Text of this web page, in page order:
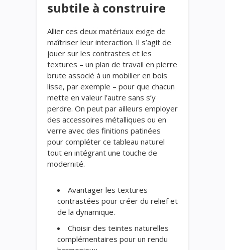
subtile à construire
Allier ces deux matériaux exige de
maîtriser leur interaction. Il s’agit de
jouer sur les contrastes et les
textures – un plan de travail en pierre
brute associé à un mobilier en bois
lisse, par exemple – pour que chacun
mette en valeur l’autre sans s’y
perdre. On peut par ailleurs employer
des accessoires métalliques ou en
verre avec des finitions patinées
pour compléter ce tableau naturel
tout en intégrant une touche de
modernité.
Avantager les textures
contrastées pour créer du relief et
de la dynamique.
Choisir des teintes naturelles
complémentaires pour un rendu